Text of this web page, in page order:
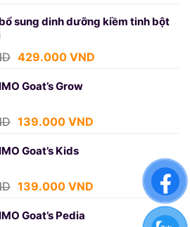
là:
tại
sung dinh dưỡng kiềm tinh bột
Giá
là:
429.000 VNDGiá
Goat’s Grow
Giá
là:
139.000 VNDGiá
139.000 VND.
Goat’s Kids
Giá
là:
139.000 VNDGiá
Goat’s Pedia